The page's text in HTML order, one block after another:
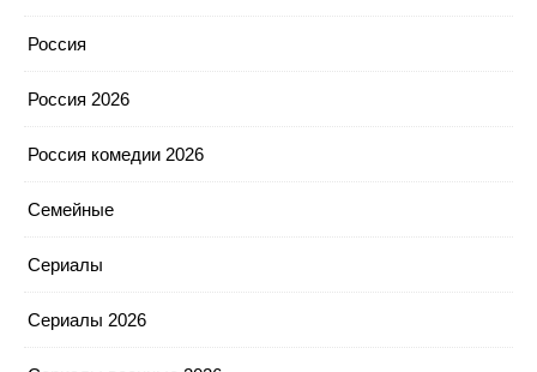
Россия
Россия 2026
Россия комедии 2026
Семейные
Сериалы
Сериалы 2026